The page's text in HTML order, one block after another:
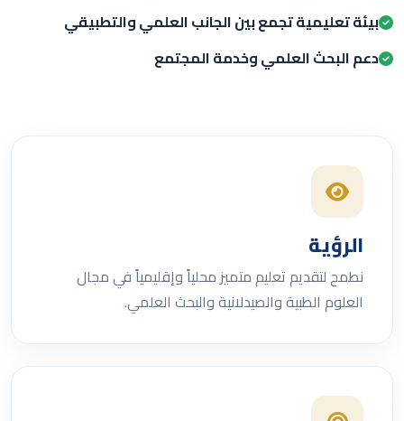
بيئة تعليمية تجمع بين الجانب العلمي والتطبيقي
دعم البحث العلمي وخدمة المجتمع
الرؤية
نطمح لتقديم تعليم متميز محلياً وإقليمياً في مجال
العلوم الطبية والصيدلانية والبحث العلمي.